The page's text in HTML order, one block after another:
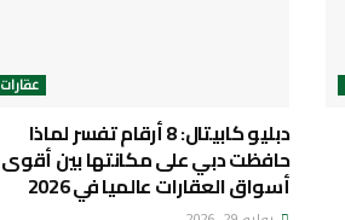
عقارات
دبليو كابيتال: 8 أرقام تفسر لماذا
حافظت دبي على مكانتها بين أقوى
أسواق العقارات عالميا في 2026